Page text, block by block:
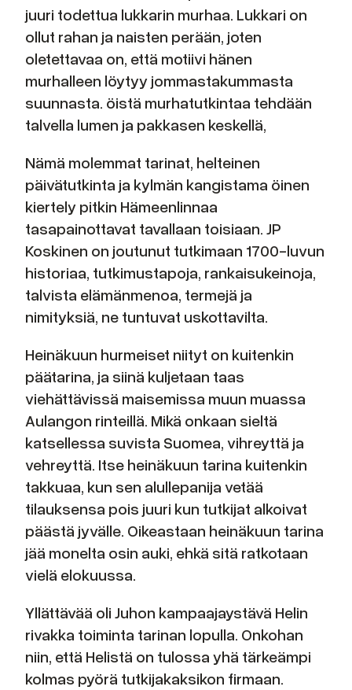
juuri todettua lukkarin murhaa. Lukkari on
ollut rahan ja naisten perään, joten
oletettavaa on, että motiivi hänen
murhalleen löytyy jommastakummasta
suunnasta. öistä murhatutkintaa tehdään
talvella lumen ja pakkasen keskellä,
Nämä molemmat tarinat, helteinen
päivätutkinta ja kylmän kangistama öinen
kiertely pitkin Hämeenlinnaa
tasapainottavat tavallaan toisiaan. JP
Koskinen on joutunut tutkimaan 1700-luvun
historiaa, tutkimustapoja, rankaisukeinoja,
talvista elämänmenoa, termejä ja
nimityksiä, ne tuntuvat uskottavilta.
Heinäkuun hurmeiset niityt on kuitenkin
päätarina, ja siinä kuljetaan taas
viehättävissä maisemissa muun muassa
Aulangon rinteillä. Mikä onkaan sieltä
katsellessa suvista Suomea, vihreyttä ja
vehreyttä. Itse heinäkuun tarina kuitenkin
takkuaa, kun sen alullepanija vetää
tilauksensa pois juuri kun tutkijat alkoivat
päästä jyvälle. Oikeastaan heinäkuun tarina
jää monelta osin auki, ehkä sitä ratkotaan
vielä elokuussa.
Yllättävää oli Juhon kampaajaystävä Helin
rivakka toiminta tarinan lopulla. Onkohan
niin, että Helistä on tulossa yhä tärkeämpi
kolmas pyörä tutkijakaksikon firmaan.